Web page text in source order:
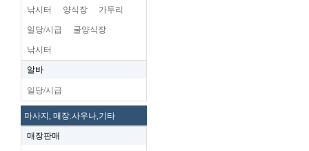
낚시터 양식장 가두리
일당/시급 굴양식장
낚시터
알바
일당/시급
마사지, 매장.사우나,기타
매장판매